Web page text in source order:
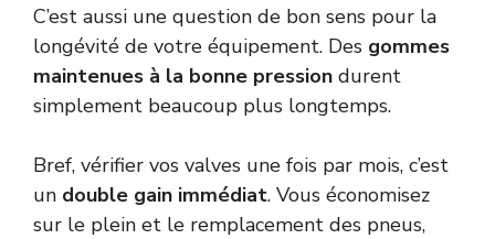
C’est aussi une question de bon sens pour la
longévité de votre équipement. Des gommes
maintenues à la bonne pression durent
simplement beaucoup plus longtemps.
Bref, vérifier vos valves une fois par mois, c’est
un double gain immédiat. Vous économisez
sur le plein et le remplacement des pneus,